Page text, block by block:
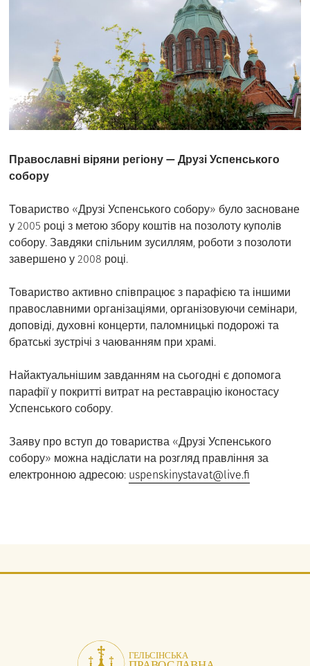
Православні віряни регіону — Друзі Успенського
собору
Товариство «Друзі Успенського собору» було засноване
у 2005 році з метою збору коштів на позолоту куполів
собору. Завдяки спільним зусиллям, роботи з позолоти
завершено у 2008 році.
Товариство активно співпрацює з парафією та іншими
православними організаціями, організовуючи семінари,
доповіді, духовні концерти, паломницькі подорожі та
братські зустрічі з чаюванням при храмі.
Найактуальнішим завданням на сьогодні є допомога
парафії у покритті витрат на реставрацію іконостасу
Успенського собору.
Заяву про вступ до товариства «Друзі Успенського
собору» можна надіслати на розгляд правління за
електронною адресою: uspenskinystavat@live.fi